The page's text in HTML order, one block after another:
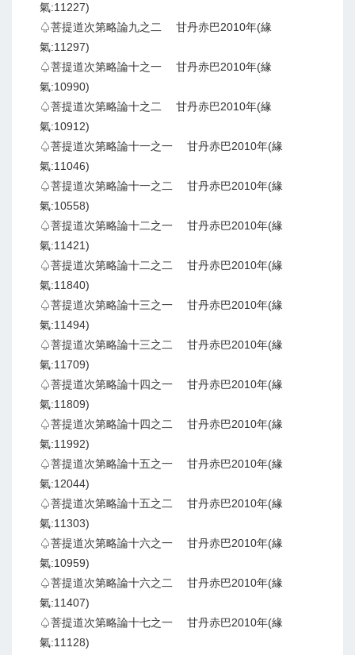
氣:11227)
♤菩提道次第略論九之二 甘丹赤巴2010年(緣
氣:11297)
♤菩提道次第略論十之一 甘丹赤巴2010年(緣
氣:10990)
♤菩提道次第略論十之二 甘丹赤巴2010年(緣
氣:10912)
♤菩提道次第略論十一之一 甘丹赤巴2010年(緣
氣:11046)
♤菩提道次第略論十一之二 甘丹赤巴2010年(緣
氣:10558)
♤菩提道次第略論十二之一 甘丹赤巴2010年(緣
氣:11421)
♤菩提道次第略論十二之二 甘丹赤巴2010年(緣
氣:11840)
♤菩提道次第略論十三之一 甘丹赤巴2010年(緣
氣:11494)
♤菩提道次第略論十三之二 甘丹赤巴2010年(緣
氣:11709)
♤菩提道次第略論十四之一 甘丹赤巴2010年(緣
氣:11809)
♤菩提道次第略論十四之二 甘丹赤巴2010年(緣
氣:11992)
♤菩提道次第略論十五之一 甘丹赤巴2010年(緣
氣:12044)
♤菩提道次第略論十五之二 甘丹赤巴2010年(緣
氣:11303)
♤菩提道次第略論十六之一 甘丹赤巴2010年(緣
氣:10959)
♤菩提道次第略論十六之二 甘丹赤巴2010年(緣
氣:11407)
♤菩提道次第略論十七之一 甘丹赤巴2010年(緣
氣:11128)